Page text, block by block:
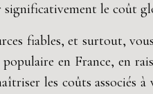
le coût
fiables, et surtout,
en France, en
les coûts associés